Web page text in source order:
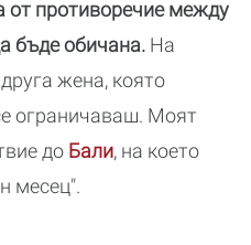
от противоречие между
бъде обичана. На
жена, която
ограничаваш. Моят
до Бали, на което
месец".